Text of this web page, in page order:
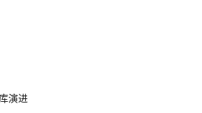
程的基本介绍以及入门（基本结
软件的设计与制作(5)—存储过
演进